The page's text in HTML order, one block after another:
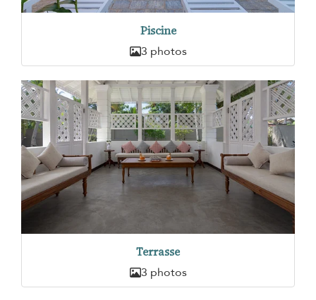
Piscine
3 photos
Terrasse
3 photos